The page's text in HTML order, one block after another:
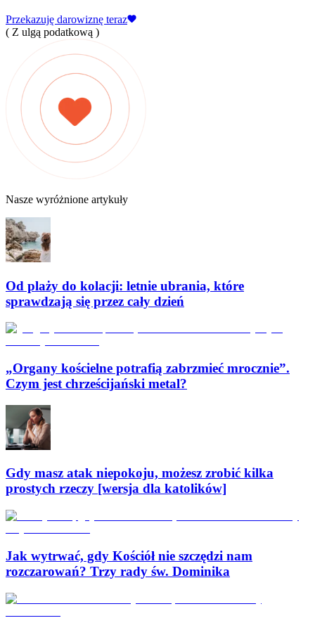
Przekazuję darowiznę teraz
( Z ulgą podatkową )
Nasze wyróżnione artykuły
Od plaży do kolacji: letnie ubrania, które
sprawdzają się przez cały dzień
„Organy kościelne potrafią zabrzmieć mrocznie”.
Czym jest chrześcijański metal?
Gdy masz atak niepokoju, możesz zrobić kilka
prostych rzeczy [wersja dla katolików]
Jak wytrwać, gdy Kościół nie szczędzi nam
rozczarowań? Trzy rady św. Dominika